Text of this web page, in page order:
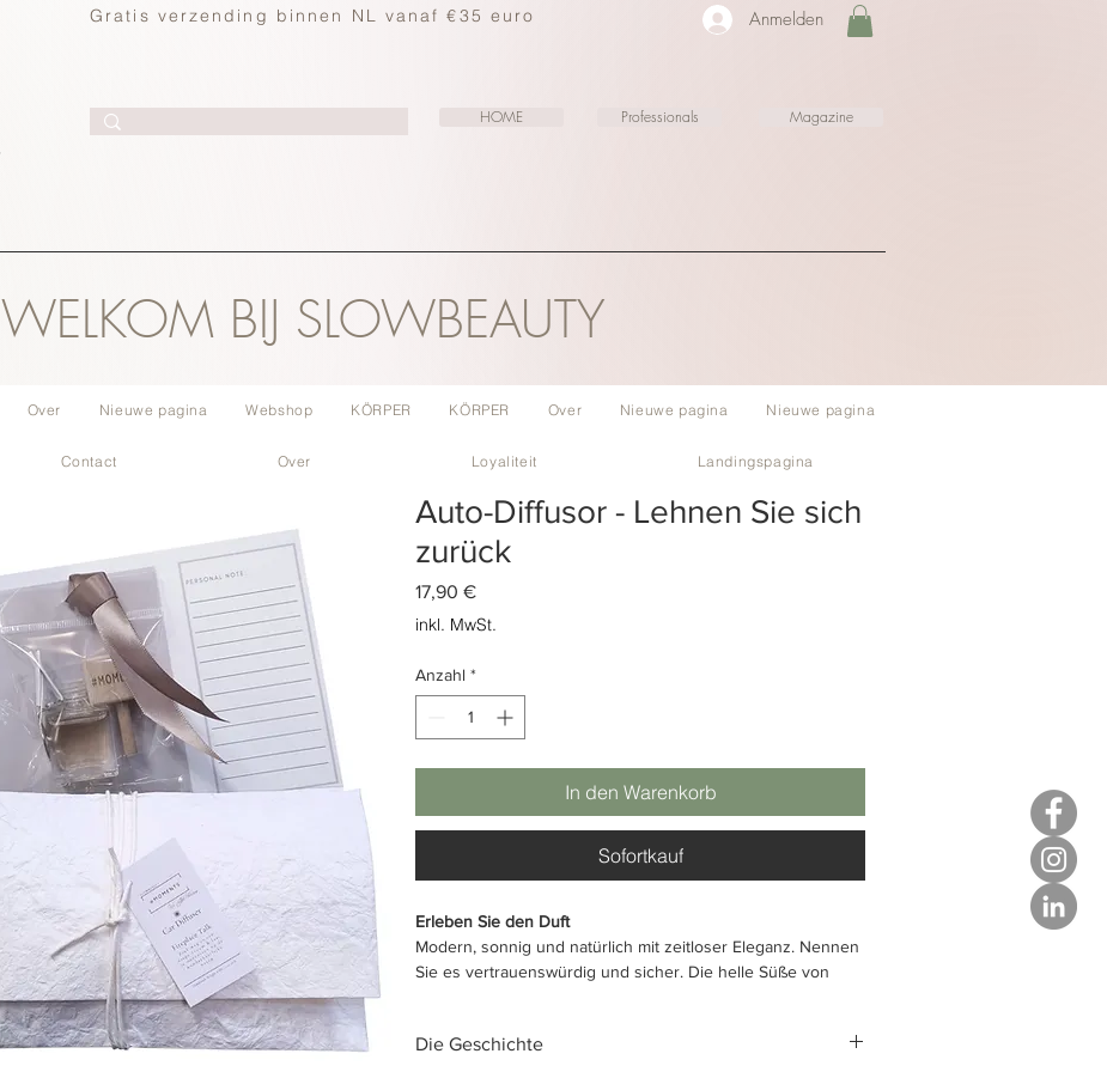
Gratis verzending binnen NL vanaf €35 euro Anmelden
HOME Professionals Magazine
WELKOM BIJ SLOWBEAUTY
Over Nieuwe pagina Webshop KÖRPER KÖRPER Over Nieuwe pagina Nieuwe pagina
Contact Over Loyaliteit Landingspagina
Auto-Diffusor - Lehnen Sie sich
zurück
17,90 €Preis
inkl. MwSt.
Anzahl *
In den Warenkorb
Sofortkauf
Erleben Sie den Duft
Modern, sonnig und natürlich mit zeitloser Eleganz. Nennen
Sie es vertrauenswürdig und sicher. Die helle Süße von
subtilen schönen Duftes.
Die Geschichte